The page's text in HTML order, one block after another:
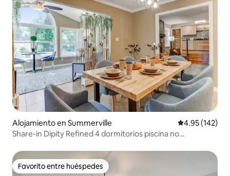
Alojamiento en Summerville Calificación
4.95 (142)
Share-in Dipity Refined 4 dormitorios piscina no
Favorito entre huéspedes
Favorito entre huéspedes